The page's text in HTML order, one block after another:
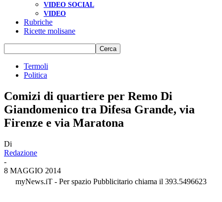
VIDEO SOCIAL
VIDEO
Rubriche
Ricette molisane
Termoli
Politica
Comizi di quartiere per Remo Di
Giandomenico tra Difesa Grande, via
Firenze e via Maratona
Di
Redazione
-
8 MAGGIO 2014
myNews.iT - Per spazio Pubblicitario chiama il 393.5496623